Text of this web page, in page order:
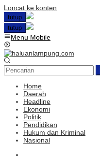
Loncat ke konten
tutup
tutup
Menu Mobile
Home
Daerah
Headline
Ekonomi
Politik
Pendidikan
Hukum dan Kriminal
Nasional